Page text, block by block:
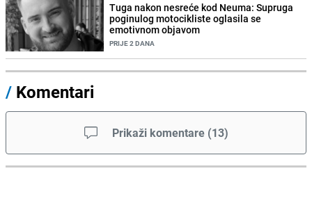
Tuga nakon nesreće kod Neuma: Supruga
poginulog motocikliste oglasila se
emotivnom objavom
PRIJE 2 DANA
/ Komentari
Prikaži komentare (13)